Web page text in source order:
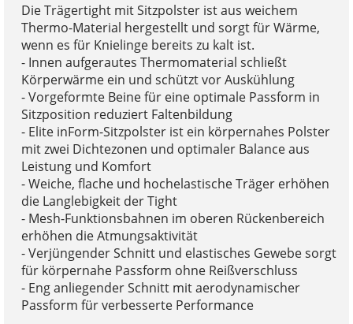
Die Trägertight mit Sitzpolster ist aus weichem
Thermo-Material hergestellt und sorgt für Wärme,
wenn es für Knielinge bereits zu kalt ist.
- Innen aufgerautes Thermomaterial schließt
Körperwärme ein und schützt vor Auskühlung
- Vorgeformte Beine für eine optimale Passform in
Sitzposition reduziert Faltenbildung
- Elite inForm-Sitzpolster ist ein körpernahes Polster
mit zwei Dichtezonen und optimaler Balance aus
Leistung und Komfort
- Weiche, flache und hochelastische Träger erhöhen
die Langlebigkeit der Tight
- Mesh-Funktionsbahnen im oberen Rückenbereich
erhöhen die Atmungsaktivität
- Verjüngender Schnitt und elastisches Gewebe sorgt
für körpernahe Passform ohne Reißverschluss
- Eng anliegender Schnitt mit aerodynamischer
Passform für verbesserte Performance